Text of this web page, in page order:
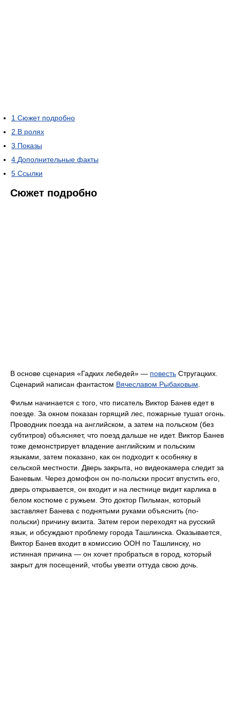
1 Сюжет подробно
2 В ролях
3 Показы
4 Дополнительные факты
5 Ссылки
Сюжет подробно
В основе сценария «Гадких лебедей» — повесть Стругацких.
Сценарий написан фантастом Вячеславом Рыбаковым
Фильм начинается с того, что писатель Виктор Банев едет в
поезде. За окном показан горящий лес, пожарные тушат огонь.
Проводник поезда на английском, а затем на польском (без
субтитров) объясняет, что поезд дальше не идет. Виктор Банев
тоже демонстрирует владение английским и польским
языками, затем показано, как он подходит к особняку в
сельской местности. Дверь закрыта, но видеокамера следит за
Баневым. Через домофон он по-польски просит впустить его,
дверь открывается, он входит и на лестнице видит карлика в
белом костюме с ружьем. Это доктор Пильман, который
заставляет Банева с поднятыми руками объяснить (по-
польски) причину визита. Затем герои переходят на русский
язык, и обсуждают проблему города Ташлинска. Оказывается,
Виктор Банев входит в комиссию ООН по Ташлинску, но
истинная причина — он хочет пробраться в город, который
закрыт для посещений, чтобы увезти оттуда свою дочь.